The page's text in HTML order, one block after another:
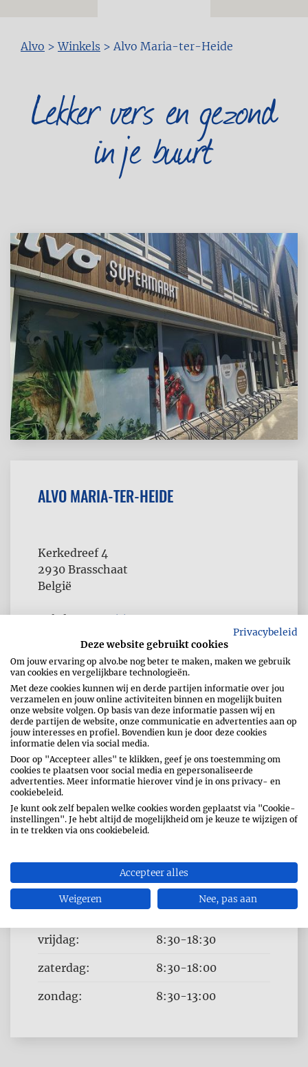
Kruimelpad
Alvo >Winkels > Alvo Maria-ter-Heide
Lekker vers en gezond
in je buurt
ALVO MARIA-TER-HEIDE
Kerkedreef 4
2930 Brasschaat
België
Telefoon 03 663 04 40
OPENINGSUREN
Dag
Time
slot
maandag: 8:30-18:30
woensdag: 8:30-18:30
donderdag: 8:30-18:30
vrijdag: 8:30-18:30
zaterdag: 8:30-18:00
zondag: 8:30-13:00
Privacybeleid
Deze website gebruikt cookies
Om jouw ervaring op alvo.be nog beter te maken, maken we gebruik
van cookies en vergelijkbare technologieën.
Met deze cookies kunnen wij en derde partijen informatie over jou
verzamelen en jouw online activiteiten binnen en mogelijk buiten
onze website volgen. Op basis van deze informatie passen wij en
derde partijen de website, onze communicatie en advertenties aan op
jouw interesses en profiel. Bovendien kun je door deze cookies
informatie delen via social media.
Door op "Accepteer alles" te klikken, geef je ons toestemming om
cookies te plaatsen voor social media en gepersonaliseerde
advertenties. Meer informatie hierover vind je in ons privacy- en
cookiebeleid.
Je kunt ook zelf bepalen welke cookies worden geplaatst via "Cookie-
instellingen". Je hebt altijd de mogelijkheid om je keuze te wijzigen of
in te trekken via ons cookiebeleid.
Accepteer alles
Weigeren Nee, pas aan